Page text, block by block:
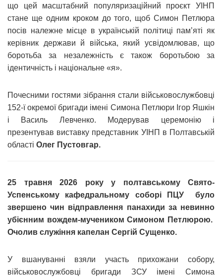
що цей масштабний популяризаційний проєкт УІНП
стане ще одним кроком до того, щоб Симон Петлюра
посів належне місце в українській політиці пам’яті як
керівник держави й війська, який усвідомлював, що
боротьба за незалежність є також боротьбою за
ідентичність і національне «я».
Почесними гостями зібрання стали військовослужбовці
152-ї окремої бригади імені Симона Петлюри Ігор Яшкін
і Василь Левченко. Модерував церемонію і
презентував виставку представник УІНП в Полтавській
області Олег Пустовгар.
25 травня 2026 року у полтавському Свято-
Успенському кафедральному соборі ПЦУ було
звершено чин відправлення панахиди за невинно
убієнним вождем-мучеником Симоном Петлюрою.
Очолив служіння капелан Сергій Сущенко.
У вшануванні взяли участь прихожани собору,
військовослужбовці бригади ЗСУ імені Симона